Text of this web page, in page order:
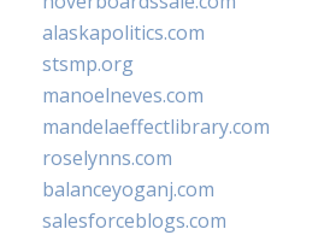
alaskapolitics.com
stsmp.org
manoelneves.com
mandelaeffectlibrary.com
roselynns.com
balanceyoganj.com
salesforceblogs.com